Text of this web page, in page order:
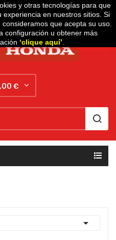
expand_more
€

y otras tecnologías para que
experiencia en nuestros sitios. Si
que acepta su uso.
configuración u obtener más
‘clique aquí’